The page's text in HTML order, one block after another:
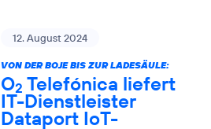
12. August 2024
VON DER BOJE BIS ZUR LADESÄULE:
O2 Telefónica liefert
IT-Dienstleister
Dataport IoT-